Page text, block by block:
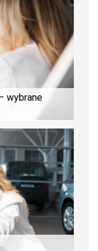
wybrane